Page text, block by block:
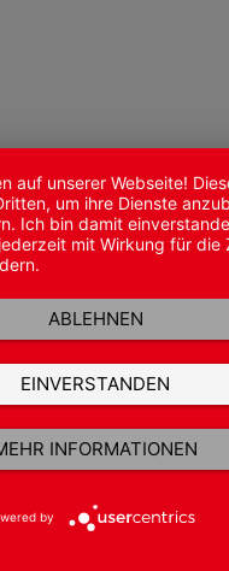
auf unserer Webseite!
um ihre Dienste
Ich bin damit
mit Wirkung für die
ABLEHNEN
EINVERSTANDEN
INFORMATIONEN
by